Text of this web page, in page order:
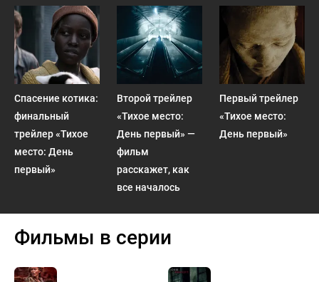
Спасение котика:
финальный
трейлер «Тихое
место: День
первый»
Второй трейлер
«Тихое место:
День первый» —
фильм
расскажет, как
все началось
Первый трейлер
«Тихое место:
День первый»
Фильмы в серии